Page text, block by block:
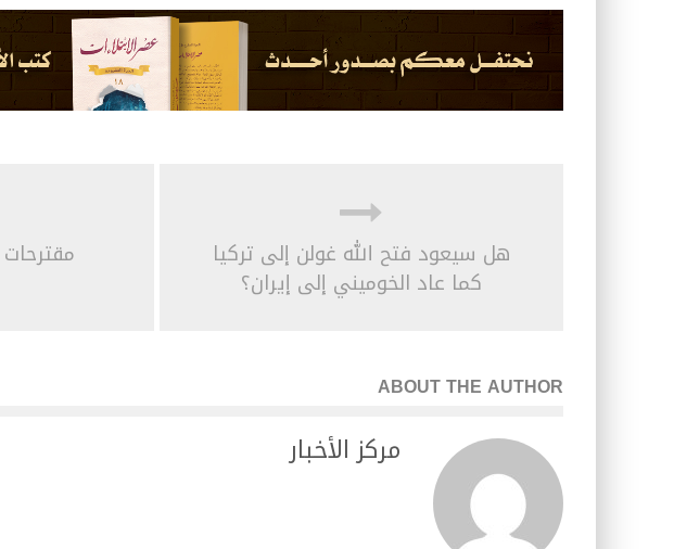
هل سيعود فتح الله غولن إلى تركيا
كما عاد الخوميني إلى إيران؟
ABOUT THE AUTHOR
مركز الأخبار